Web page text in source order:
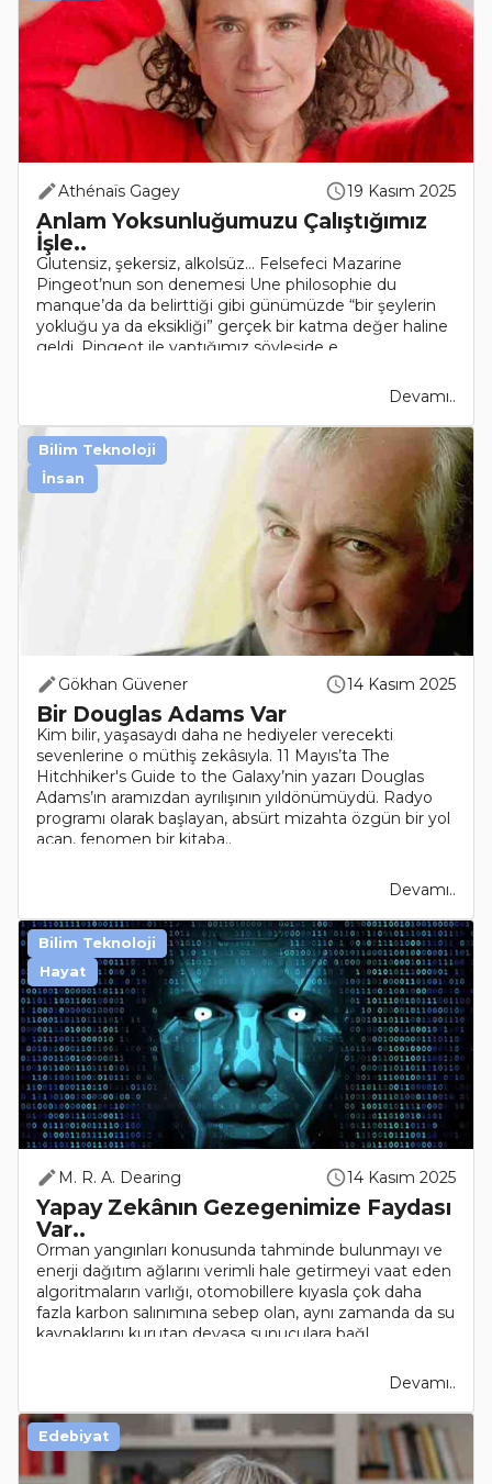
Athénaïs Gagey 19 Kasım 2025
Anlam Yoksunluğumuzu Çalıştığımız
İşle..
Glutensiz, şekersiz, alkolsüz… Felsefeci Mazarine
Pingeot’nun son denemesi Une philosophie du
manque’da da belirttiği gibi günümüzde “bir şeylerin
yokluğu ya da eksikliği” gerçek bir katma değer haline
geldi. Pingeot ile yaptığımız söyleşide e..
Devamı..
Gökhan Güvener 14 Kasım 2025
Bir Douglas Adams Var
Kim bilir, yaşasaydı daha ne hediyeler verecekti
sevenlerine o müthiş zekâsıyla. 11 Mayıs’ta The
Hitchhiker's Guide to the Galaxy’nin yazarı Douglas
Adams’ın aramızdan ayrılışının yıldönümüydü. Radyo
programı olarak başlayan, absürt mizahta özgün bir yol
açan, fenomen bir kitaba..
Devamı..
Bilim Teknoloji
İnsan
M. R. A. Dearing 14 Kasım 2025
Yapay Zekânın Gezegenimize Faydası
Var..
Orman yangınları konusunda tahminde bulunmayı ve
enerji dağıtım ağlarını verimli hale getirmeyi vaat eden
algoritmaların varlığı, otomobillere kıyasla çok daha
fazla karbon salınımına sebep olan, aynı zamanda da su
kaynaklarını kurutan devasa sunuculara bağl..
Devamı..
Bilim Teknoloji
Hayat
Edebiyat